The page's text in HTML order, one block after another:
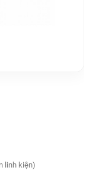
linh kiện)